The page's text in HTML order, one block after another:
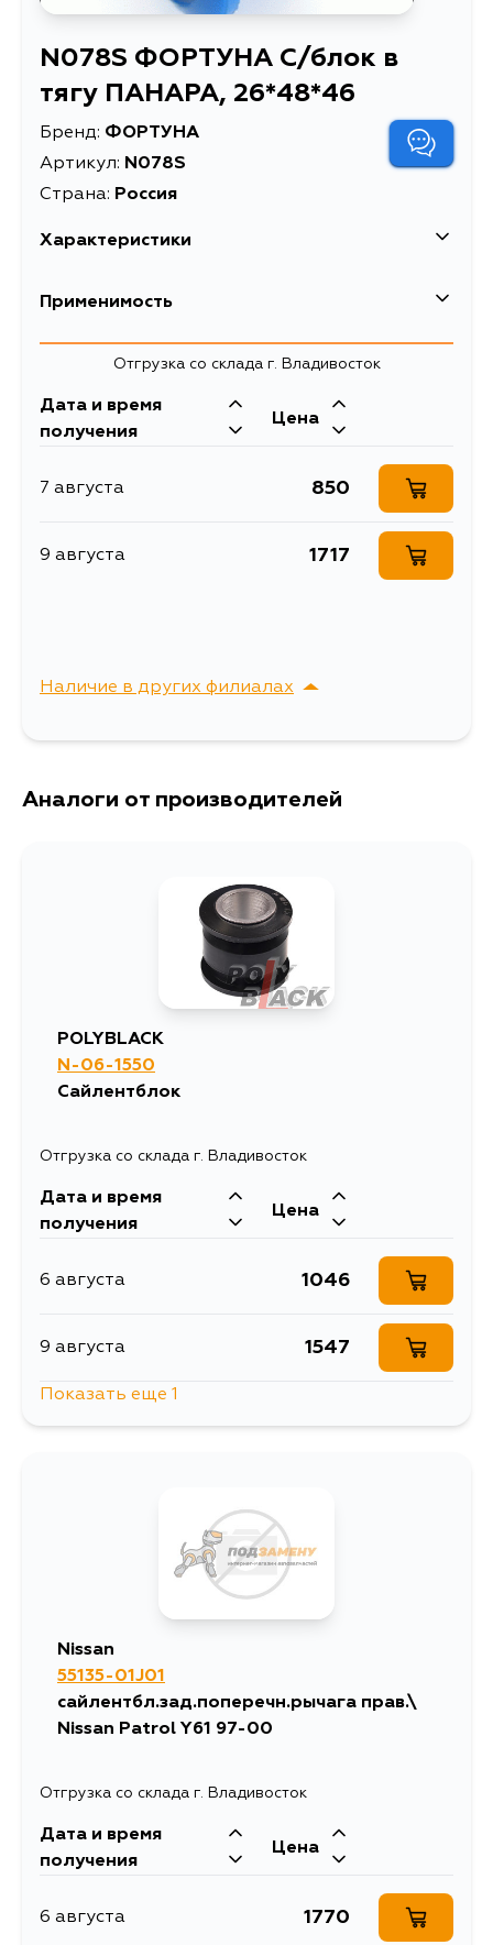
N078S ФОРТУНА С/блок в
тягу ПАНАРА, 26*48*46
Бренд: ФОРТУНА
Артикул: N078S
Страна: Россия
Характеристики
Описание С/блок в тягу ПАНАРА, 26*48*46
Применимость
Nissan
Кузов Двигатель
Y60, Y61, TY61, GCTY61, GCY61,
WRGY60, WRGY61, WRY60
ZD30DDTI,
RD28T, TD42T,
TD42, TB42S,
TB42E, TB45E,
Отгрузка со склада г. Владивосток
Дата и время
получения
Цена
7 августа 850
9 августа 1717
Наличие в других филиалах
г. Владивосток,
Аналоги от производителей
POLYBLACK
N-06-1550
Сайлентблок
Отгрузка со склада г. Владивосток
Дата и время
получения
Цена
6 августа 1046
9 августа 1547
Показать еще 1
Nissan
55135-01J01
сайлентбл.зад.поперечн.рычага прав.\
Nissan Patrol Y61 97-00
Отгрузка со склада г. Владивосток
Дата и время
получения
Цена
6 августа 1770